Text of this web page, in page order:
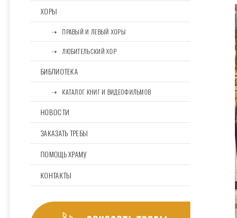
ХОРЫ
⠀⠀➝⠀ПРАВЫЙ И ЛЕВЫЙ ХОРЫ
⠀⠀➝⠀ЛЮБИТЕЛЬСКИЙ ХОР
БИБЛИОТЕКА
⠀⠀➝⠀КАТАЛОГ КНИГ И ВИДЕОФИЛЬМОВ
НОВОСТИ
ЗАКАЗАТЬ ТРЕБЫ
ПОМОЩЬ ХРАМУ
КОНТАКТЫ